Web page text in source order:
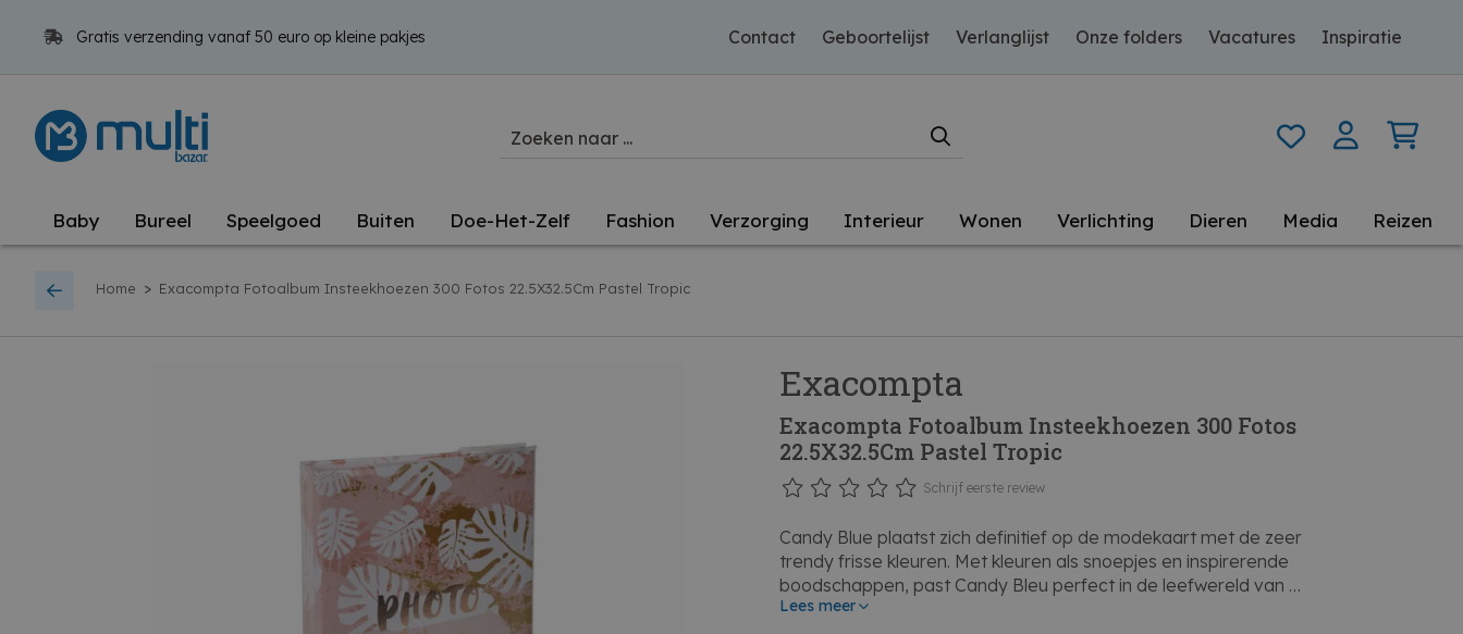
Gratis verzending vanaf 50 euro op kleine pakjes Contact Geboortelijst Verlanglijst Onze folders Vacatures Inspiratie
Baby Bureel Speelgoed Buiten Doe-Het-Zelf Fashion Verzorging Interieur Wonen Verlichting Dieren Media Reizen
Home > Exacompta Fotoalbum Insteekhoezen 300 Fotos 22.5X32.5Cm Pastel Tropic
Exacompta
Exacompta Fotoalbum Insteekhoezen 300 Fotos
22.5X32.5Cm Pastel Tropic
Schrijf eerste review
Candy Blue plaatst zich definitief op de modekaart met de zeer
trendy frisse kleuren. Met kleuren als snoepjes en inspirerende
boodschappen, past Candy Bleu perfect in de leefwereld van de
tieners: modern, dynamisch en trendy!
Lees meer